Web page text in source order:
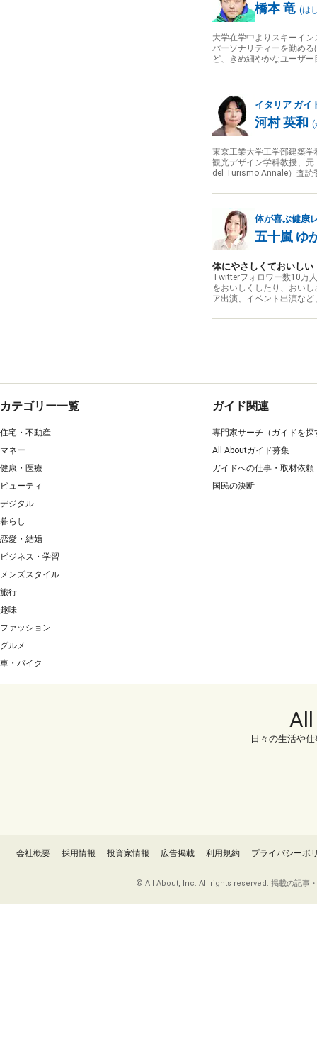
橋本 竜 (は
大学在学中よりスキーイ
パーソナリティーを勤め
ど、きめ細やかなユーザ
イタリア ガイ
河村 英和 (
東京工業大学工学部建築
観光デザイン学科教授、
del Turismo Annale）査読
体が喜ぶ健康
五十嵐 ゆ
体にやさしくておいし
Twitterフォロワー数10万
をおいしくしたり、おい
ア出演、イベント出演な
カテゴリー一覧
住宅・不動産
マネー
健康・医療
ビューティ
デジタル
暮らし
恋愛・結婚
ビジネス・学習
メンズスタイル
旅行
趣味
ファッション
グルメ
車・バイク
ガイド関連
専門家サーチ（ガイドを探
All Aboutガイド募集
ガイドへの仕事・取材依頼
国民の決断
日々の生活や
会社概要 採用情報 投資家情報 広告掲載 利用規約 プライバシーポ
© All About, Inc. All rights reserved. 掲載の記事・